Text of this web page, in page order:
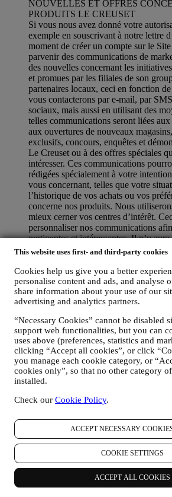
This website uses first- and third-party cookies
Cookies help us give you a better
personalise content and ads, and analyse
share information about your use of our
advertising and analytics partners.
“Necessary Cookies” cannot be disabled
support web functionalities, but you can
uses above (preferences, statistics and
clicking “Accept all cookies”, or click
you manage each cookie category, or
cookies only”, so that no other category
installed.
Check our Cookie Policy.
ACCEPT NECESSARY
COOKIE SETTINGS
ACCEPT ALL COOKIES
NOUVELLES ET OFFRES
PRODUITS LE CREUSET
Si vous nous avez donné votre
exemple en souscrivant à notre lettre
moment de créer un compte sur le
parvenir des communications de
des nouvelles concernant les
et promues par les filiales de son
partenaires locaux, ceci en fonction
vous contacterons par e-mail, par
sociaux, mais aussi en utilisant des
telles communications seront liées
aux ouvertures de nouveaux
exclusifs, concours, enquêtes et
Le Creuset ou à des offres spéciales
intéresser. Ces communications
rédigées spécialement à votre
vous concernant, telles que votre
l’historique de vos achats ou vos
concerne nos produits. Nous
mieux cerner vos centres d’intérêt.
personnaliser nos communications
pertinentes et intéressantes. Il n’y
collectons aussi des données
l’ouverture des e-mails et les clics,
technologies industrielles standard
monitoring de nos lettres
sur votre consentement à recevoir nos
marketing personnalisées. Ce choix
cochant la case appropriée.
Désabonnement :
Vous pouvez cesser de recevoir nos
marketing à tout moment,
méthodes indiquées dans chaque
exemple, pour vous désinscrire de la
e-mail). En tout état de cause, si vous
courrier électronique à l'adresse:
Votre désinscription sera traitée dans
dans certaines circonstances, il se
quelques communications
votre désinscription soit
à l’esprit que nous ne transmettons
coordonnées et autres données